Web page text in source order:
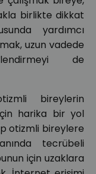
birlikte dikkat
yardımcı
uzun vadede
de
bireylerin
harika bir yol
otizmli bireylere
tecrübeli
için uzaklara